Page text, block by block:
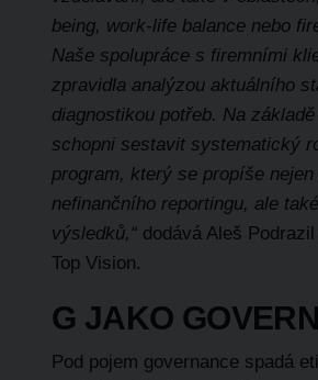
being, work-life balance nebo
Naše spolupráce s firemními
zpravidla analýzou aktuálního
diagnostikou potřeb. Na
schopni sestavit systematický
program, který se propíše nejen
nefinančního reportingu, ale
výsledků,“ dodává Aleš
Top Vision.
G JAKO
Pod pojem governance spadá